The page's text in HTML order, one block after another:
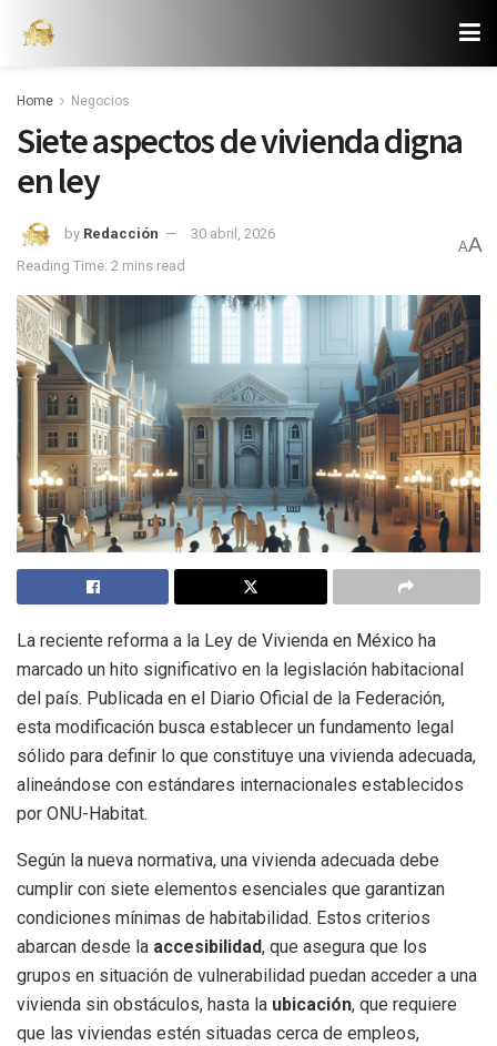
Home Negocios
Siete aspectos de vivienda digna
en ley
by Redacción
30 abril, 2026
Reading Time: 2 mins read
AA
La reciente reforma a la Ley de Vivienda en México ha
marcado un hito significativo en la legislación habitacional
del país. Publicada en el Diario Oficial de la Federación,
esta modificación busca establecer un fundamento legal
sólido para definir lo que constituye una vivienda adecuada,
alineándose con estándares internacionales establecidos
por ONU-Habitat.
Según la nueva normativa, una vivienda adecuada debe
cumplir con siete elementos esenciales que garantizan
condiciones mínimas de habitabilidad. Estos criterios
abarcan desde la accesibilidad, que asegura que los
grupos en situación de vulnerabilidad puedan acceder a una
vivienda sin obstáculos, hasta la ubicación, que requiere
que las viviendas estén situadas cerca de empleos,